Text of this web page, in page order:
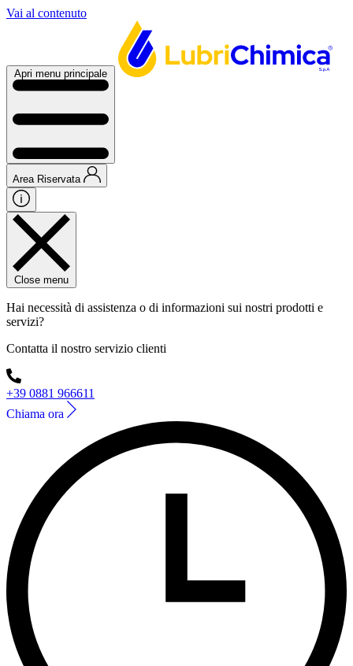
Vai al contenuto
Apri menu principale
Area Riservata
Close menu
Hai necessità di assistenza o di informazioni sui nostri prodotti e
servizi?
Contatta il nostro servizio clienti
+39 0881 966611
Chiama ora